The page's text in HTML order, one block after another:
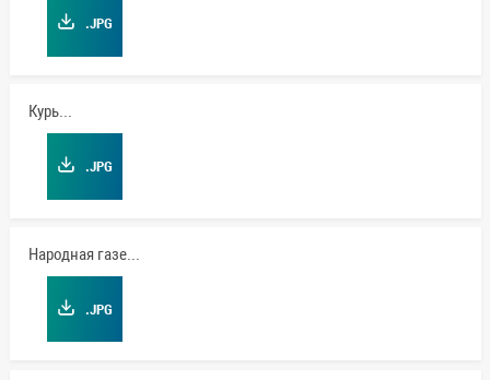
.JPG
Курьер
.JPG
Народная газета
.JPG